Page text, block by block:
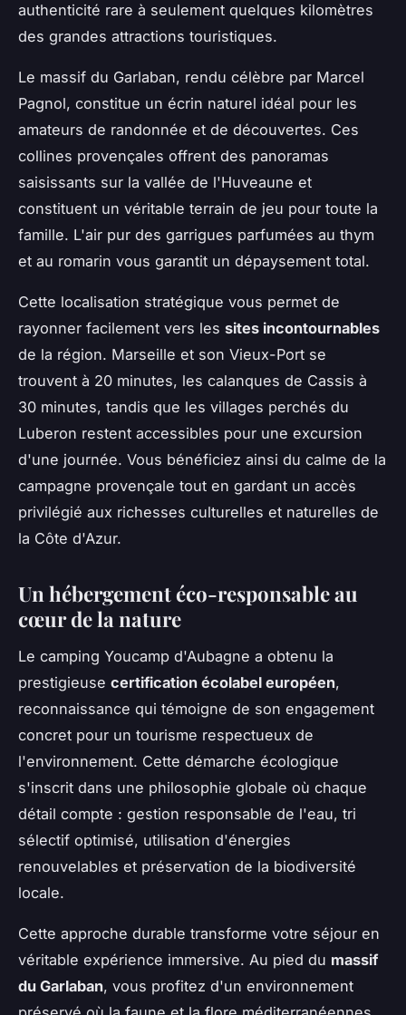
authenticité rare à seulement quelques kilomètres
des grandes attractions touristiques.
Le massif du Garlaban, rendu célèbre par Marcel
Pagnol, constitue un écrin naturel idéal pour les
amateurs de randonnée et de découvertes. Ces
collines provençales offrent des panoramas
saisissants sur la vallée de l'Huveaune et
constituent un véritable terrain de jeu pour toute la
famille. L'air pur des garrigues parfumées au thym
et au romarin vous garantit un dépaysement total.
Cette localisation stratégique vous permet de
rayonner facilement vers les sites incontournables
de la région. Marseille et son Vieux-Port se
trouvent à 20 minutes, les calanques de Cassis à
30 minutes, tandis que les villages perchés du
Luberon restent accessibles pour une excursion
d'une journée. Vous bénéficiez ainsi du calme de la
campagne provençale tout en gardant un accès
privilégié aux richesses culturelles et naturelles de
la Côte d'Azur.
Un hébergement éco-responsable au
cœur de la nature
Le camping Youcamp d'Aubagne a obtenu la
prestigieuse certification écolabel européen,
reconnaissance qui témoigne de son engagement
concret pour un tourisme respectueux de
l'environnement. Cette démarche écologique
s'inscrit dans une philosophie globale où chaque
détail compte : gestion responsable de l'eau, tri
sélectif optimisé, utilisation d'énergies
renouvelables et préservation de la biodiversité
locale.
Cette approche durable transforme votre séjour en
véritable expérience immersive. Au pied du massif
du Garlaban, vous profitez d'un environnement